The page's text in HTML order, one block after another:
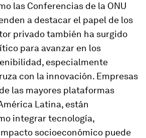
las Conferencias de la ONU
a destacar el papel de los
privado también ha surgido
para avanzar en los
especialmente
con la innovación. Empresas
las mayores plataformas
Latina, están
integrar tecnología,
socioeconómico puede